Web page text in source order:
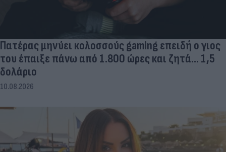
Πατέρας μηνύει κολοσσούς gaming επειδή ο γιος
του έπαιξε πάνω από 1.800 ώρες και ζητά... 1,5
δολάριο
10.08.2026